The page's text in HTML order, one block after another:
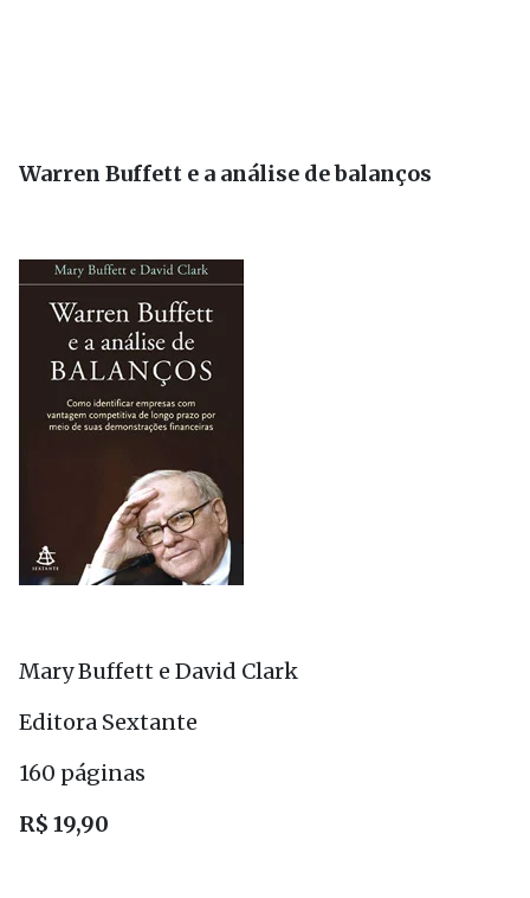
Warren Buffett e a análise de balanços
Mary Buffett e David Clark
Editora Sextante
160 páginas
R$ 19,90